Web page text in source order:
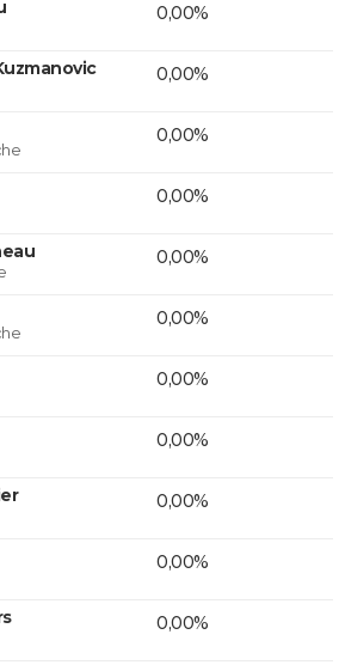
0,00%
0,00%
0,00%
0,00%
0,00%
0,00%
0,00%
0,00%
0,00%
0,00%
0,00%